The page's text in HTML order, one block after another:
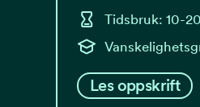
Tidsbruk: 10-
Les oppskrift